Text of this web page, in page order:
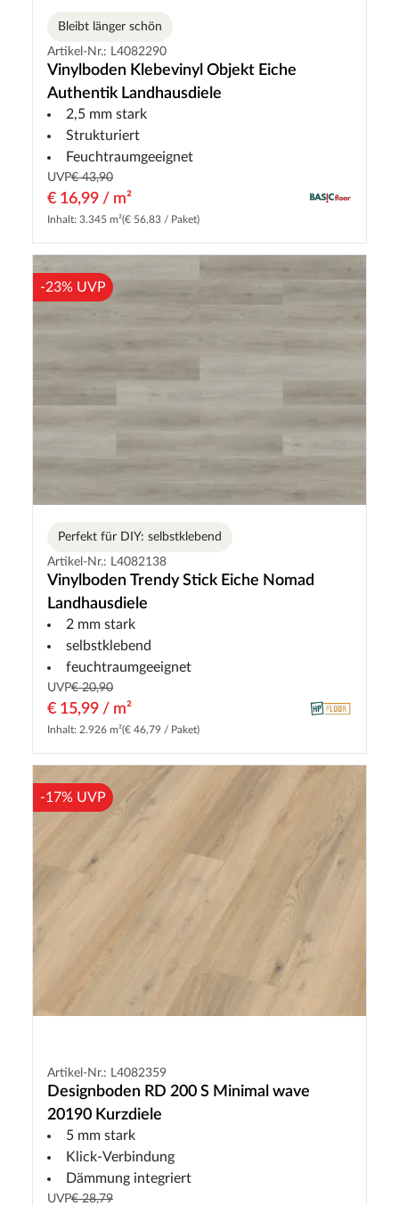
Bleibt länger schön
Artikel-Nr.: L4082290
Vinylboden Klebevinyl Objekt Eiche
Authentik Landhausdiele
2,5 mm stark
Strukturiert
Feuchtraumgeeignet
UVP€ 43,90
€ 16,99 / m²
Inhalt: 3.345 m²(€ 56,83 / Paket)
-23% UVP
Perfekt für DIY: selbstklebend
Artikel-Nr.: L4082138
Vinylboden Trendy Stick Eiche Nomad
Landhausdiele
2 mm stark
selbstklebend
feuchtraumgeeignet
UVP€ 20,90
€ 15,99 / m²
Inhalt: 2.926 m²(€ 46,79 / Paket)
-17% UVP
Artikel-Nr.: L4082359
Designboden RD 200 S Minimal wave
20190 Kurzdiele
5 mm stark
Klick-Verbindung
Dämmung integriert
UVP€ 28,79